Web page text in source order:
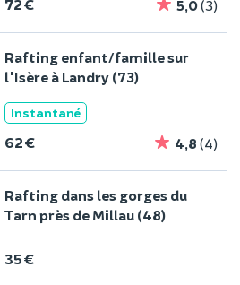
5,0(3)
Rafting enfant/famille sur
l'Isère à Landry (73)
Instantané
62 € 4,8 (4)
Rafting dans les gorges du
Tarn près de Millau (48)
35 €